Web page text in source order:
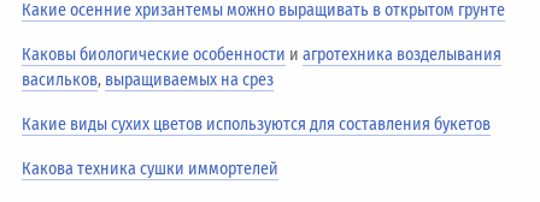
Какие осенние хризантемы можно выращивать в открытом грунте
Каковы биологические особенности иагротехника возделывания
васильков, выращиваемых на срез
Какие виды сухих цветов используются для составления букетов
Какова техника сушки иммортелей